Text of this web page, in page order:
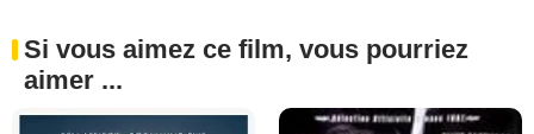
Si vous aimez ce film, vous pourriez
aimer ...